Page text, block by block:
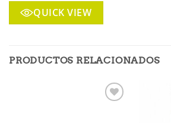
QUICK VIEW
PRODUCTOS RELACIONADOS